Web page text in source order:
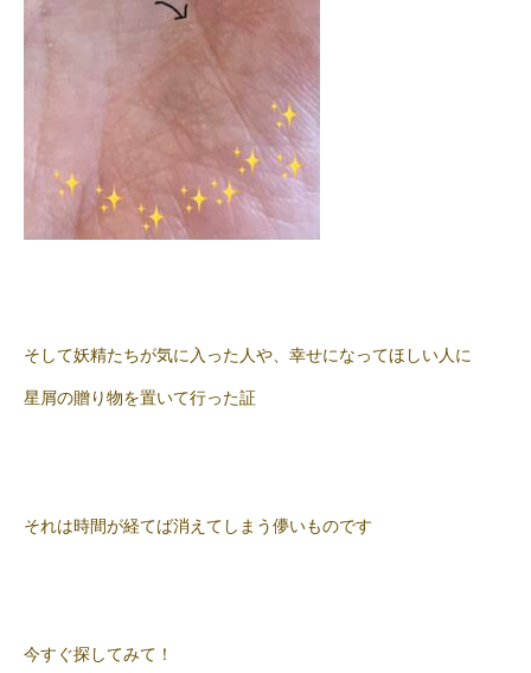
そして妖精たちが気に入った人や、幸せになってほしい人に
星屑の贈り物を置いて行った証
それは時間が経てば消えてしまう儚いものです
今すぐ探してみて！